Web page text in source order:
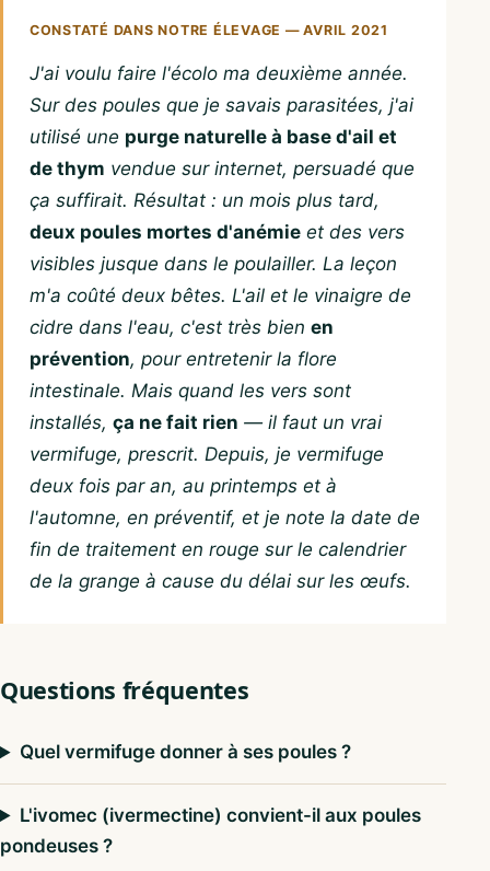
CONSTATÉ DANS NOTRE ÉLEVAGE — AVRIL 2021
J'ai voulu faire l'écolo ma deuxième année.
Sur des poules que je savais parasitées, j'ai
utilisé une purge naturelle à base d'ail et
de thym vendue sur internet, persuadé que
ça suffirait. Résultat : un mois plus tard,
deux poules mortes d'anémie et des vers
visibles jusque dans le poulailler. La leçon
m'a coûté deux bêtes. L'ail et le vinaigre de
cidre dans l'eau, c'est très bien en
prévention, pour entretenir la flore
intestinale. Mais quand les vers sont
installés, ça ne fait rien — il faut un vrai
vermifuge, prescrit. Depuis, je vermifuge
deux fois par an, au printemps et à
l'automne, en préventif, et je note la date de
fin de traitement en rouge sur le calendrier
de la grange à cause du délai sur les œufs.
Questions fréquentes
Quel vermifuge donner à ses poules ?
L'ivomec (ivermectine) convient-il aux poules
pondeuses ?